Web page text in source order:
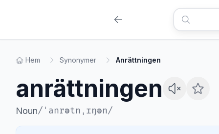
Hem Synonymer Anrättningen
anrättningen
Noun/ ˈanrətnˌɪŋən/